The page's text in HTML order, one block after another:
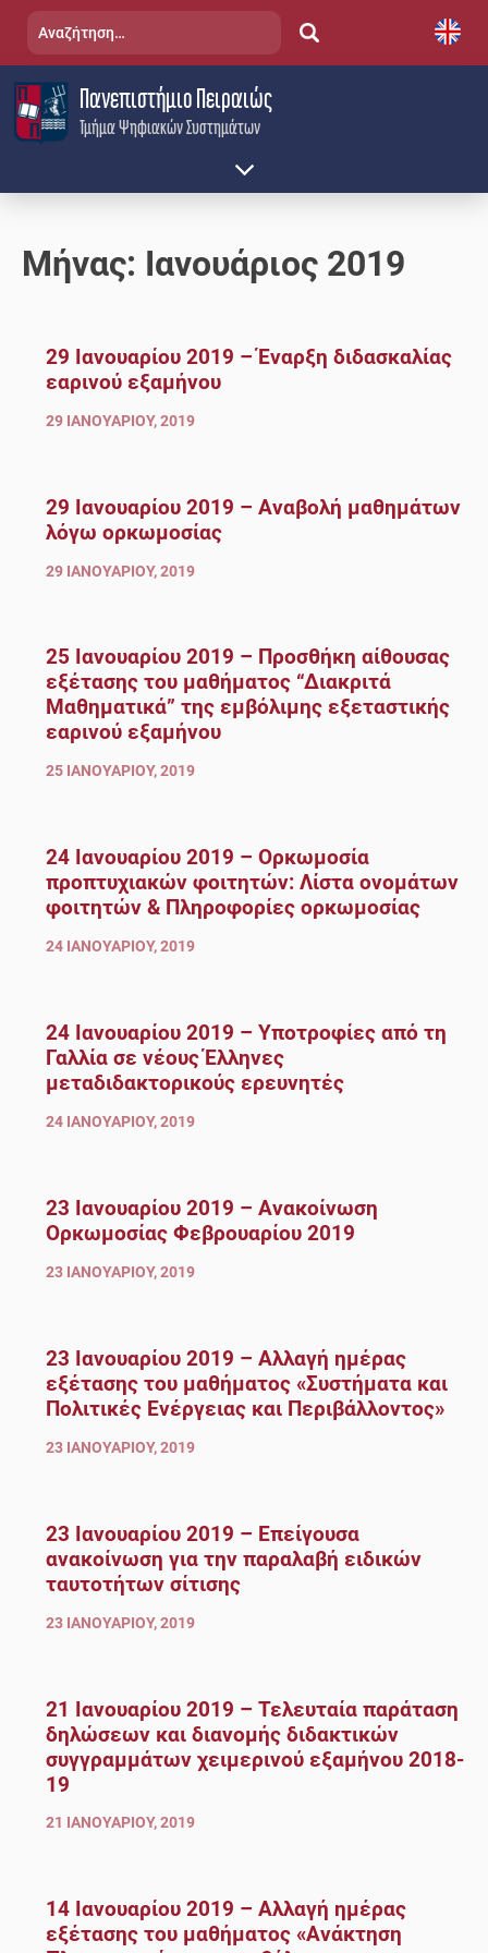
content
Τμήμα Ψηφιακών Συστημάτων
Πανεπιστήμιο Πειραιώς
Αναζήτηση
Μήνας: Ιανουάριος 2019
29 Ιανουαρίου 2019 – Έναρξη διδασκαλίας
εαρινού εξαμήνου
29 ΙΑΝΟΥΑΡΊΟΥ, 2019
29 Ιανουαρίου 2019 – Αναβολή μαθημάτων
λόγω ορκωμοσίας
29 ΙΑΝΟΥΑΡΊΟΥ, 2019
25 Ιανουαρίου 2019 – Προσθήκη αίθουσας
εξέτασης του μαθήματος “Διακριτά
Μαθηματικά” της εμβόλιμης εξεταστικής
εαρινού εξαμήνου
25 ΙΑΝΟΥΑΡΊΟΥ, 2019
24 Ιανουαρίου 2019 – Ορκωμοσία
προπτυχιακών φοιτητών: Λίστα oνομάτων
φοιτητών & Πληροφορίες ορκωμοσίας
24 ΙΑΝΟΥΑΡΊΟΥ, 2019
24 Ιανουαρίου 2019 – Υποτροφίες από τη
Γαλλία σε νέους Έλληνες
μεταδιδακτορικούς ερευνητές
24 ΙΑΝΟΥΑΡΊΟΥ, 2019
23 Ιανουαρίου 2019 – Ανακοίνωση
Ορκωμοσίας Φεβρουαρίου 2019
23 ΙΑΝΟΥΑΡΊΟΥ, 2019
23 Ιανουαρίου 2019 – Αλλαγή ημέρας
εξέτασης του μαθήματος «Συστήματα και
Πολιτικές Ενέργειας και Περιβάλλοντος»
23 ΙΑΝΟΥΑΡΊΟΥ, 2019
23 Ιανουαρίου 2019 – Επείγουσα
ανακοίνωση για την παραλαβή ειδικών
ταυτοτήτων σίτισης
23 ΙΑΝΟΥΑΡΊΟΥ, 2019
21 Ιανουαρίου 2019 – Τελευταία παράταση
δηλώσεων και διανομής διδακτικών
συγγραμμάτων χειμερινού εξαμήνου 2018-
19
21 ΙΑΝΟΥΑΡΊΟΥ, 2019
14 Ιανουαρίου 2019 – Αλλαγή ημέρας
εξέτασης του μαθήματος «Ανάκτηση